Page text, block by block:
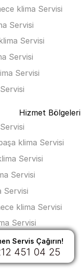
Servis Çağırın!
451 04 25
klima Servisi
Servisi
Servisi
Servisi
Servisi
Hizmet Bölgeleri
klima Servisi
Servisi
Servisi
Servisi
klima Servisi
Servisi
Servisi
klima Servisi